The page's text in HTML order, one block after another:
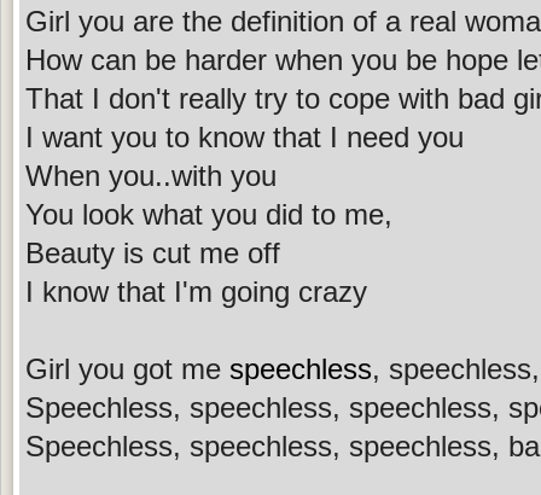
Girl you are the definition of a real
How can be harder when you be hope
That I don't really try to cope with bad
I want you to know that I need you
When you..with you
You look what you did to me,
Beauty is cut me off
I know that I'm going crazy
Girl you got me speechless, speechless,
Speechless, speechless, speechless,
Speechless, speechless, speechless,